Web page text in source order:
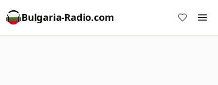
Bulgaria-Radio.com